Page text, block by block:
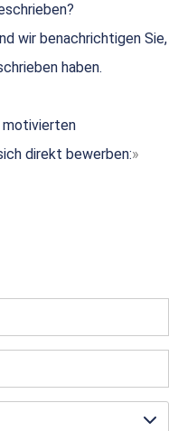
wir benachrichtigen Sie,
haben.
motivierten
direkt bewerben: